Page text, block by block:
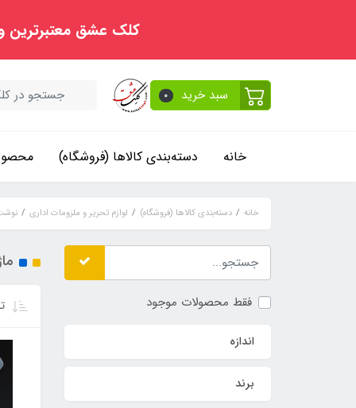
کلک عشق معتبرترین
سبد خرید 0
خانه دسته‌بندی کالاها (فروشگاه)
خانه دسته‌بندی کالاها (فروشگاه) لوازم تحریر و ملزومات اداری
فقط محصولات موجود
اندازه
برند